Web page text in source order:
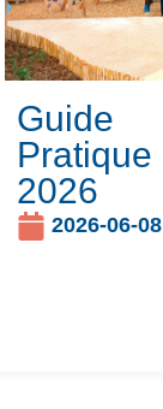
2026-06-08
Guide
Pratique
2026